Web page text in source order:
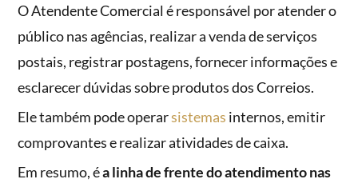
O Atendente Comercial é responsável por atender o
público nas agências, realizar a venda de serviços
postais, registrar postagens, fornecer informações e
esclarecer dúvidas sobre produtos dos Correios.
Ele também pode operarsistemas internos, emitir
comprovantes e realizar atividades de caixa.
Em resumo, éa linha de frente do atendimento nas